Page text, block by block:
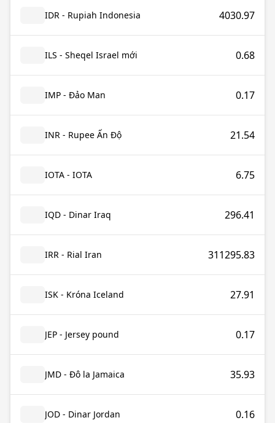
IDR - Rupiah Indonesia 4030.97
ILS - Sheqel Israel mới 0.68
IMP - Đảo Man 0.17
INR - Rupee Ấn Độ 21.54
IOTA - IOTA 6.75
IQD - Dinar Iraq 296.41
IRR - Rial Iran 311295.83
ISK - Króna Iceland 27.91
JEP - Jersey pound 0.17
JMD - Đô la Jamaica 35.93
JOD - Dinar Jordan 0.16